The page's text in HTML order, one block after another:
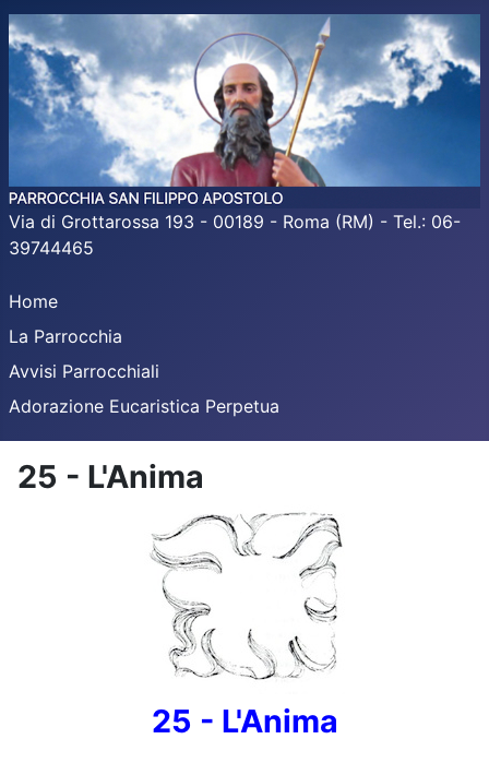
Via di Grottarossa 193 - 00189 - Roma (RM) - Tel.: 06-
39744465
Home
La Parrocchia
Avvisi Parrocchiali
Adorazione Eucaristica Perpetua
25 - L'Anima
25 - L'Anima